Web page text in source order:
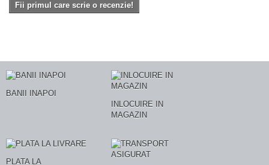
Fii primul care scrie o recenzie!
BANII INAPOI
INLOCUIRE IN
MAGAZIN
PLATA LA